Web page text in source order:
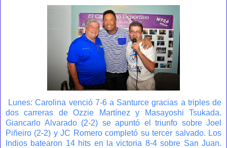
Lunes: Carolina venció 7-6 a Santurce gracias a triples de
dos carreras de Ozzie Martínez y Masayoshi Tsukada.
Giancarlo Alvarado (2-2) se apuntó el triunfo sobre Joel
Piñeiro (2-2) y JC Romero completó su tercer salvado. Los
Indios batearon 14 hits en la victoria 8-4 sobre San Juan.